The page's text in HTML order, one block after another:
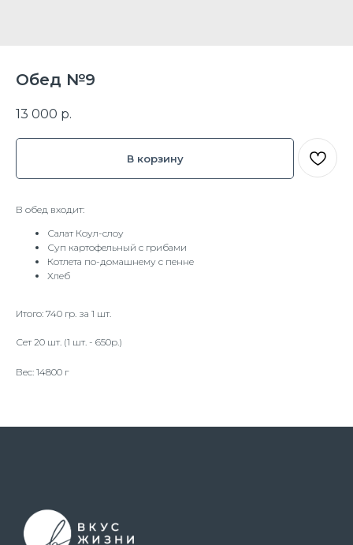
Обед №9
13 000 р.
В корзину
В обед входит:
Салат Коул-слоу
Суп картофельный с грибами
Котлета по-домашнему с пенне
Хлеб
Итого: 740 гр. за 1 шт.
Сет 20 шт. (1 шт. - 650р.)
Вес: 14800 г